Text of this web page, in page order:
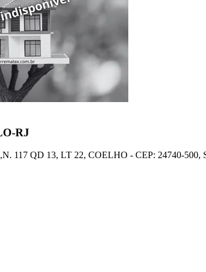
RJ
117 QD 13, LT 22, COELHO - CEP: 24740-